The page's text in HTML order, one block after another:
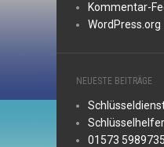
Kommentar-
WordPress.org
NEUESTE BEITRÄGE
01573